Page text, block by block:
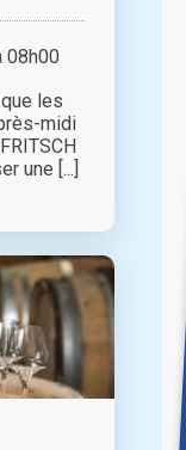
08h00
les
midi
une [...]